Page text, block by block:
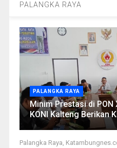
PALANGKA RAYA
PALANGKA RAYA
Minim Prestasi di PON
KONI Kalteng Berikan
Palangka Raya,